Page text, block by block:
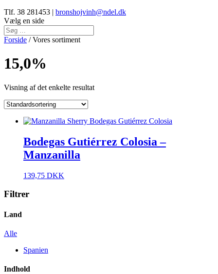
Tlf. 38 281453 | bronshojvinh@ndel.dk
Vælg en side
Forside / Vores sortiment
15,0%
Visning af det enkelte resultat
Bodegas Gutiérrez Colosia –
Manzanilla
139,75 DKK
Filtrer
Land
Alle
Spanien
Indhold